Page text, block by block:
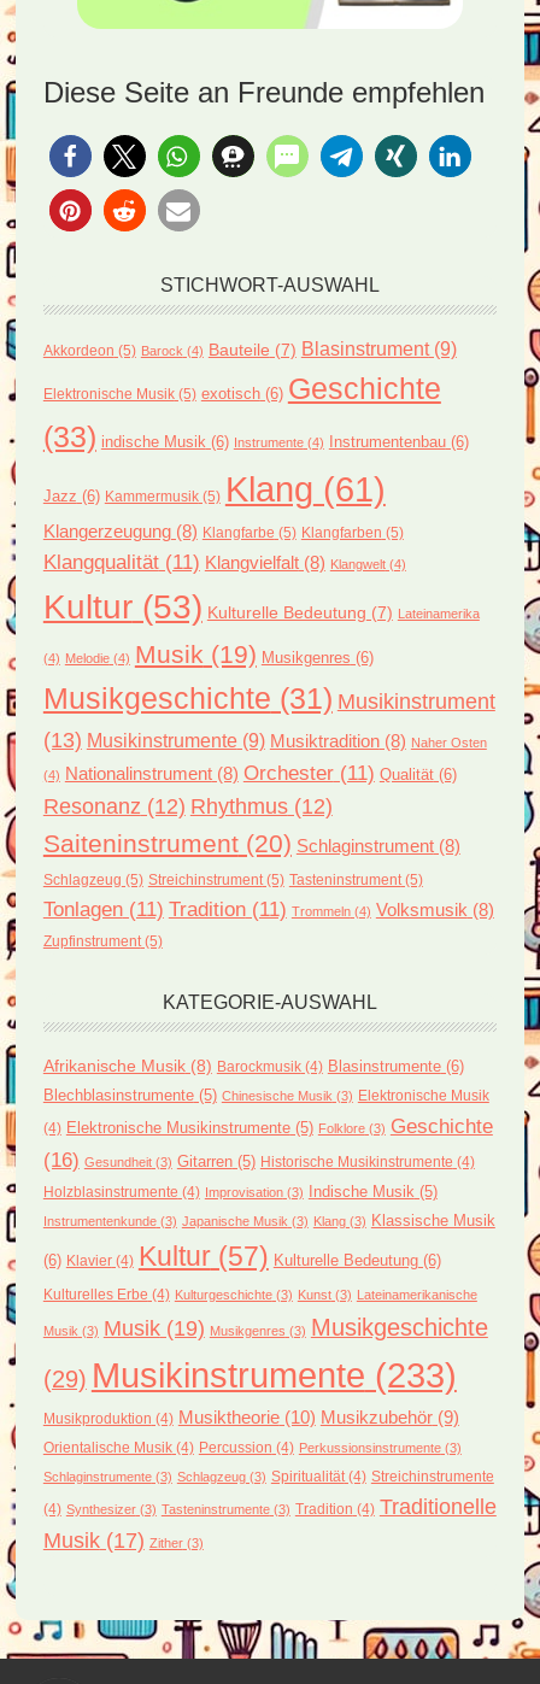
Diese Seite an Freunde empfehlen
STICHWORT-AUSWAHL
Akkordeon (5) Barock (4) Bauteile (7) Blasinstrument(9)
Elektronische Musik(5) exotisch(6) Geschichte
(33) indische Musik (6) Instrumente(4) Instrumentenbau(6)
Jazz (6) Kammermusik(5) Klang (61)
Klangerzeugung(8) Klangfarbe (5) Klangfarben (5)
Klangqualität(11) Klangvielfalt(8) Klangwelt(4)
Kultur(53) Kulturelle Bedeutung (7) Lateinamerika
(4) Melodie(4) Musik (19) Musikgenres (6)
Musikgeschichte (31) Musikinstrument
(13) Musikinstrumente(9) Musiktradition(8) Naher Osten
(4) Nationalinstrument(8) Orchester(11) Qualität(6)
Resonanz (12) Rhythmus(12)
Saiteninstrument(20) Schlaginstrument(8)
Schlagzeug (5) Streichinstrument(5) Tasteninstrument(5)
Tonlagen(11) Tradition(11) Trommeln(4) Volksmusik (8)
Zupfinstrument(5)
KATEGORIE-AUSWAHL
Afrikanische Musik(8) Barockmusik(4) Blasinstrumente(6)
Blechblasinstrumente(5) Chinesische Musik (3) Elektronische Musik
(4) Elektronische Musikinstrumente(5) Folklore(3) Geschichte
(16) Gesundheit(3) Gitarren(5) Historische Musikinstrumente (4)
Holzblasinstrumente (4) Improvisation(3) Indische Musik (5)
Instrumentenkunde(3) Japanische Musik (3) Klang(3) Klassische Musik
(6) Klavier(4) Kultur(57) Kulturelle Bedeutung(6)
Kulturelles Erbe (4) Kulturgeschichte(3) Kunst(3) Lateinamerikanische
Musik (3) Musik(19) Musikgenres (3) Musikgeschichte
(29) Musikinstrumente (233)
Musikproduktion (4) Musiktheorie(10) Musikzubehör(9)
Orientalische Musik(4) Percussion (4) Perkussionsinstrumente(3)
Schlaginstrumente(3) Schlagzeug(3) Spiritualität(4) Streichinstrumente
(4) Synthesizer(3) Tasteninstrumente(3) Tradition (4) Traditionelle
Musik(17) Zither(3)